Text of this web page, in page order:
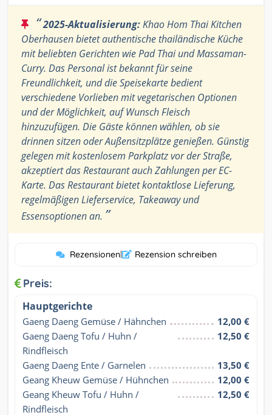
“2025-Aktualisierung:Khao Hom Thai Kitchen
Oberhausen bietet authentische thailändische Küche
mit beliebten Gerichten wie Pad Thai und Massaman-
Curry. Das Personal ist bekannt für seine
Freundlichkeit, und die Speisekarte bedient
verschiedene Vorlieben mit vegetarischen Optionen
und der Möglichkeit, auf Wunsch Fleisch
hinzuzufügen. Die Gäste können wählen, ob sie
drinnen sitzen oder Außensitzplätze genießen. Günstig
gelegen mit kostenlosem Parkplatz vor der Straße,
akzeptiert das Restaurant auch Zahlungen per EC-
Karte. Das Restaurant bietet kontaktlose Lieferung,
regelmäßigen Lieferservice, Takeaway und
Essensoptionen an. ”
Rezensionen| Rezension schreiben
Preis:
Hauptgerichte
Gaeng Daeng Gemüse / Hähnchen
12,00 €
Gaeng Daeng Tofu / Huhn /
Rindfleisch
12,50 €
Gaeng Daeng Ente / Garnelen
13,50 €
Geang Kheuw Gemüse / Hühnchen
12,00 €
Geang Kheuw Tofu / Huhn /
Rindfleisch
12,50 €